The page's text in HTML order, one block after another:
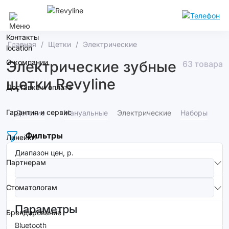
Контакты
О компании
Доставка и оплата
Гарантия и сервис
Линейки
Партнерам
Стоматологам
Брендирование
Главная Щетки Электрические
Электрические зубные
щетки Revyline
63 товара
Детские Мануальные Электрические Наборы
Фильтры
Диапазон цен, р.
Параметры
Bluetooth